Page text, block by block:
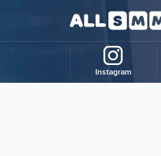
Instagram